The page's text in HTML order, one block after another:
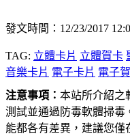
發文時間：12/23/2017
TAG: 立體卡片 立體賀卡
音樂卡片 電子卡片 電子
注意事項： 本站所介紹之
測試並通過防毒軟體掃毒
能都各有差異，建議您僅